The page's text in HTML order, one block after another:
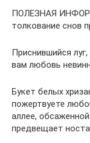
ПОЛЕЗНАЯ
толкование снов
Приснившийся
вам любовь
Букет белых
пожертвуете
аллее,
предвещает